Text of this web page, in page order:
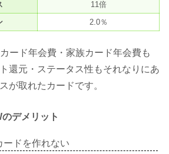
11倍
2.0％
ード年会費・家族カード年会費も
還元・ステータス性もそれなりにあ
が取れたカードです。
デメリット
ードを作れない